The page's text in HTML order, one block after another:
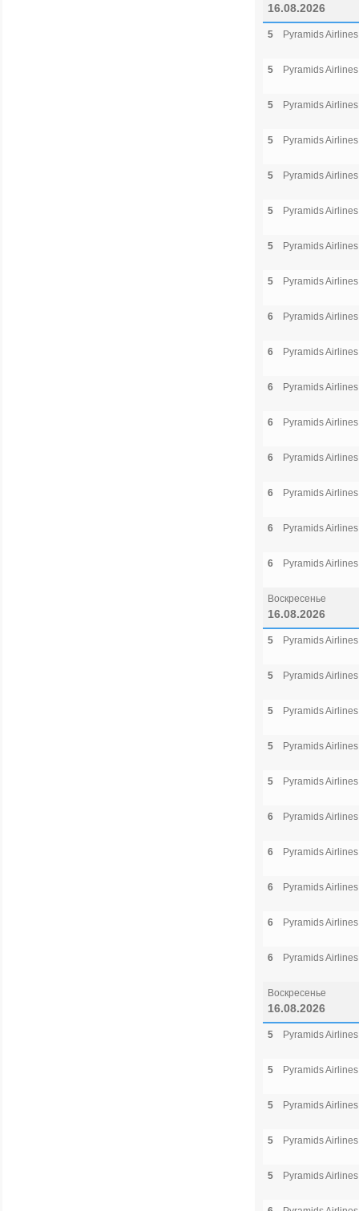
16.08.2026
5 Pyramids Airlines
5 Pyramids Airlines
5 Pyramids Airlines
5 Pyramids Airlines
5 Pyramids Airlines
5 Pyramids Airlines
5 Pyramids Airlines
5 Pyramids Airlines
6 Pyramids Airlines
6 Pyramids Airlines
6 Pyramids Airlines
6 Pyramids Airlines
6 Pyramids Airlines
6 Pyramids Airlines
6 Pyramids Airlines
6 Pyramids Airlines
Воскресенье
16.08.2026
5 Pyramids Airlines
5 Pyramids Airlines
5 Pyramids Airlines
5 Pyramids Airlines
5 Pyramids Airlines
6 Pyramids Airlines
6 Pyramids Airlines
6 Pyramids Airlines
6 Pyramids Airlines
6 Pyramids Airlines
Воскресенье
16.08.2026
5 Pyramids Airlines
5 Pyramids Airlines
5 Pyramids Airlines
5 Pyramids Airlines
5 Pyramids Airlines